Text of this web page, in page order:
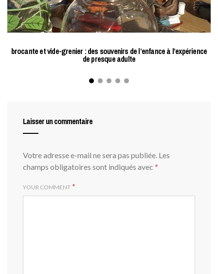
brocante et vide-grenier : des souvenirs de l’enfance à l’expérience
de presque adulte
Laisser un commentaire
Votre adresse e-mail ne sera pas publiée. Les
champs obligatoires sont indiqués avec *
YOUR COMMENT *